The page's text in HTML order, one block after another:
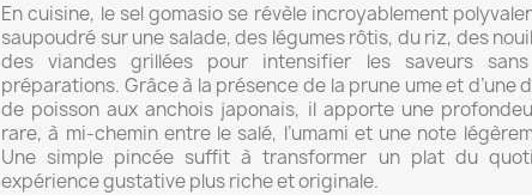
En cuisine, le sel gomasio se révèle incroyablement
saupoudré sur une salade, des légumes rôtis, du riz, des
des viandes grillées pour intensifier les saveurs
préparations. Grâce à la présence de la prune ume et d’une
de poisson aux anchois japonais, il apporte une
rare, à mi-chemin entre le salé, l’umami et une note
Une simple pincée suffit à transformer un plat du
expérience gustative plus riche et originale.